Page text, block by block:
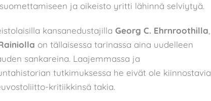
ja oikeisto yritti lähinnä selviytyä.
kansanedustajilla Georg C. Ehrnroothilla
on tällaisessa tarinassa aina uudelleen
sankareina. Laajemmassa ja
tutkimuksessa he eivät ole kiinnostavia
kritiikkinsä takia.